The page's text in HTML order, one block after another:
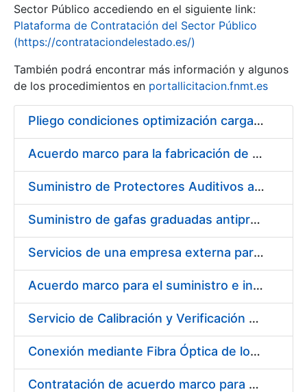
Sector Público accediendo en el siguiente link:
Plataforma de Contratación del Sector Público
(https://contrataciondelestado.es/)
También podrá encontrar más información y algunos
de los procedimientos en portallicitacion.fnmt.es
Pliego condiciones optimización cargas compras firmado
Acuerdo marco para la fabricación de piezas
Suministro de Protectores Auditivos a medida para las personas trabajadoras de los Centros de Trabajo de Madrid y Burgos
Suministro de gafas graduadas antiproyecciones para los trabajadores de la FNMT-RCM en los centros de trabajo de Madrid y Burgos
Servicios de una empresa externa para el asesoramiento y resolución de los recursos de alzada que se presentan relacionados con procesos de selección para la FNMT-RCM
Acuerdo marco para el suministro e instalación de persianas, estores y otros complementos
Servicio de Calibración y Verificación Externa de los Equipos de Medición del Servicio de Prevención de la FNMT-RCM
Conexión mediante Fibra Óptica de los Centros de Proceso de Datos (CPDs) de las sedes de la FNMT-RCM de Burgos y Madrid
Contratación de acuerdo marco para el Suministro de Material de Electricidad para la Fábrica Nacional de Moneda y Timbre-Real Casa de la Moneda en su centro de trabajo de Burgos